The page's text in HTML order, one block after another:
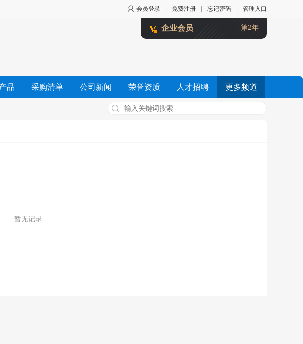
会员登录 免费注册 忘记密码 管理入口
企业会员 第2年
品 采购清单 公司新闻 荣誉资质 人才招聘 更多频道
暂无记录